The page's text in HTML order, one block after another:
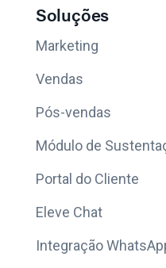
Soluções
Marketing
Vendas
Pós-vendas
Módulo de
Portal do Cliente
Eleve Chat
Integração